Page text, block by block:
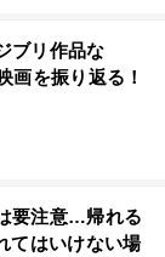
ブリ作品な
画を振り返る！
要注意…帰れる
てはいけない場